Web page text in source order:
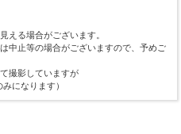
える場合がございます。
中止等の場合がございますので、予めご
撮影していますが
になります）